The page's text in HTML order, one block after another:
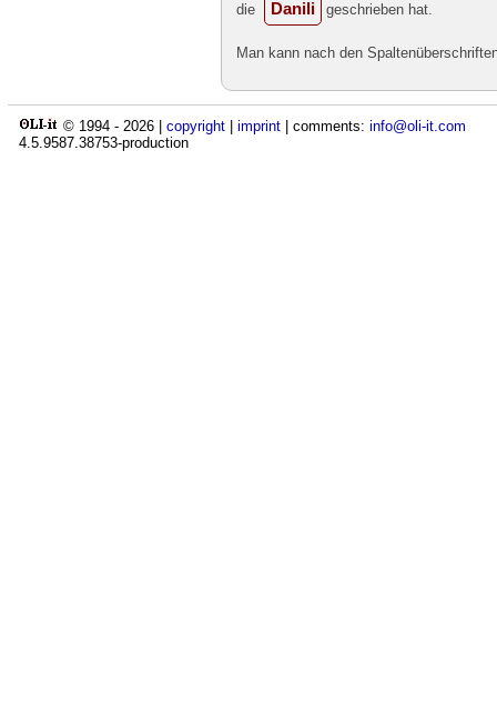
die Danili geschrieben hat.
Man kann nach den
© 1994 - 2026 copyright imprint | comments: info@oli-it.com
4.5.9587.38753-production